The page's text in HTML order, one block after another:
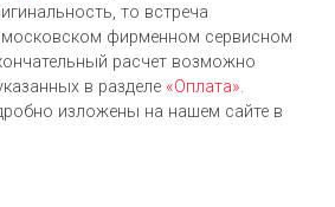
то встреча
фирменном сервисном
расчет возможно
в разделе «Оплата».
изложены на нашем сайте в